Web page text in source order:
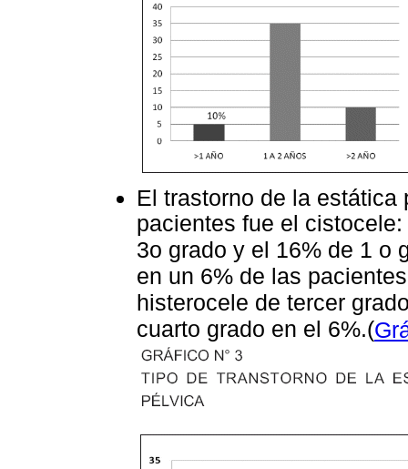
El trastorno de la
pacientes fue el
3o grado y el 16% de 1 o
en un 6% de las
histerocele de tercer
cuarto grado en el 6%.(